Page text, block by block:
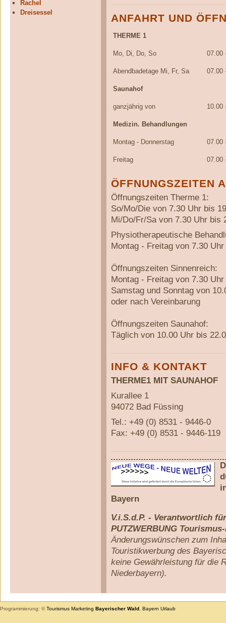
Rachel
Dreisessel
ANFAHRT UND
THERME 1
Mo, Di, Do, So 07.00
Abendbadetage Mi, Fr, Sa 07.00
Saunahof
ganzjährig von 10.00
Medizin. Behandlungen
Montag - Donnerstag 07.00
Freitag 07.00
ÖFFNUNGSZEITEN
Öffnungszeiten Therme 1:
So/Mo/Die von 7.30 Uhr bis
Mi/Do/Fr/Sa von 7.30 Uhr bis
Physiotherapeutische
Montag - Freitag von 7.30
Öffnungszeiten Sinnenreich:
Montag - Freitag von 7.30
Samstag und Sonntag von
oder nach Vereinbarung
Öffnungszeiten Saunahof:
Täglich von 10.00 Uhr bis
INFO & KONTAKT
THERME1 MIT SAUNAHOF
Kurallee 1
94072 Bad Füssing
Tel.: +49 (0) 8531 - 9446-0
Fax: +49 (0) 8531 - 9446-119
Bayern
V.i.S.d.P. - Verantwortlich
PUTZWERBUNG
Änderungswünschen zum
Touristikwerbung des
keine Gewährleistung für die
Niederbayern).
Programmierung: ©Tourismus Marketing Bayerischer Wald Bayern Urlaub